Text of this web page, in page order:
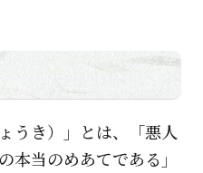
うき）」とは、「悪人
本当のめあてである」